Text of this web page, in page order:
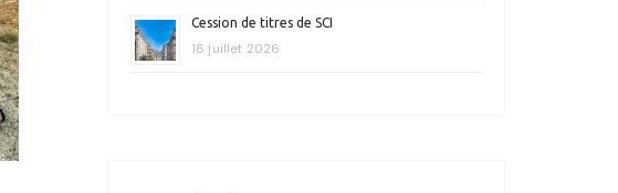
Cession de titres de SCI
16 juillet 2026